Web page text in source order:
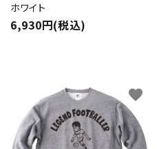
ホワイト
6,930円(税込)
favorite